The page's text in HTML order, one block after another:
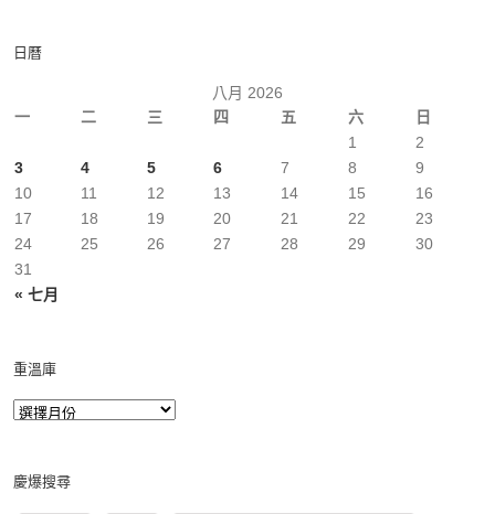
日曆
八月 2026
一
二 三 四 五 六 日
« 七月
1
2
3
4 5 6 7 8
9
10
11 12 13 14 15
16
17
18 19 20 21 22
23
24
25 26 27 28 29
30
31
重溫庫
慶爆搜尋